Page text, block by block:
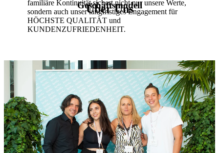
Über Uns
familiäre Kontinuität sichert nicht nur unsere Werte,
sondern auch unser langfristiges Engagement für
HÖCHSTE QUALITÄT und
KUNDENZUFRIEDENHEIT.
Geschäftsmodell